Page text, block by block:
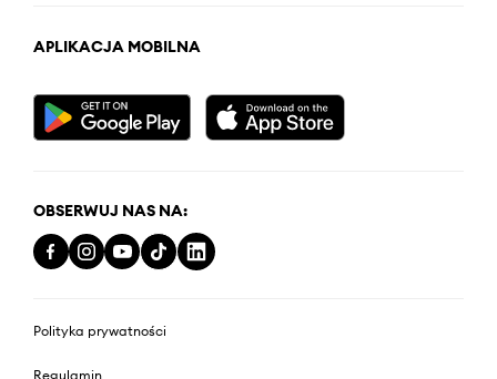
APLIKACJA MOBILNA
OBSERWUJ NAS NA:
Polityka prywatności
Regulamin